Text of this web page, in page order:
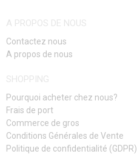
A PROPOS DE NOUS
Contactez nous
A propos de nous
SHOPPING
Pourquoi acheter chez nous?
Frais de port
Commerce de gros
Conditions Générales de Vente
Politique de confidentialité (GDPR)